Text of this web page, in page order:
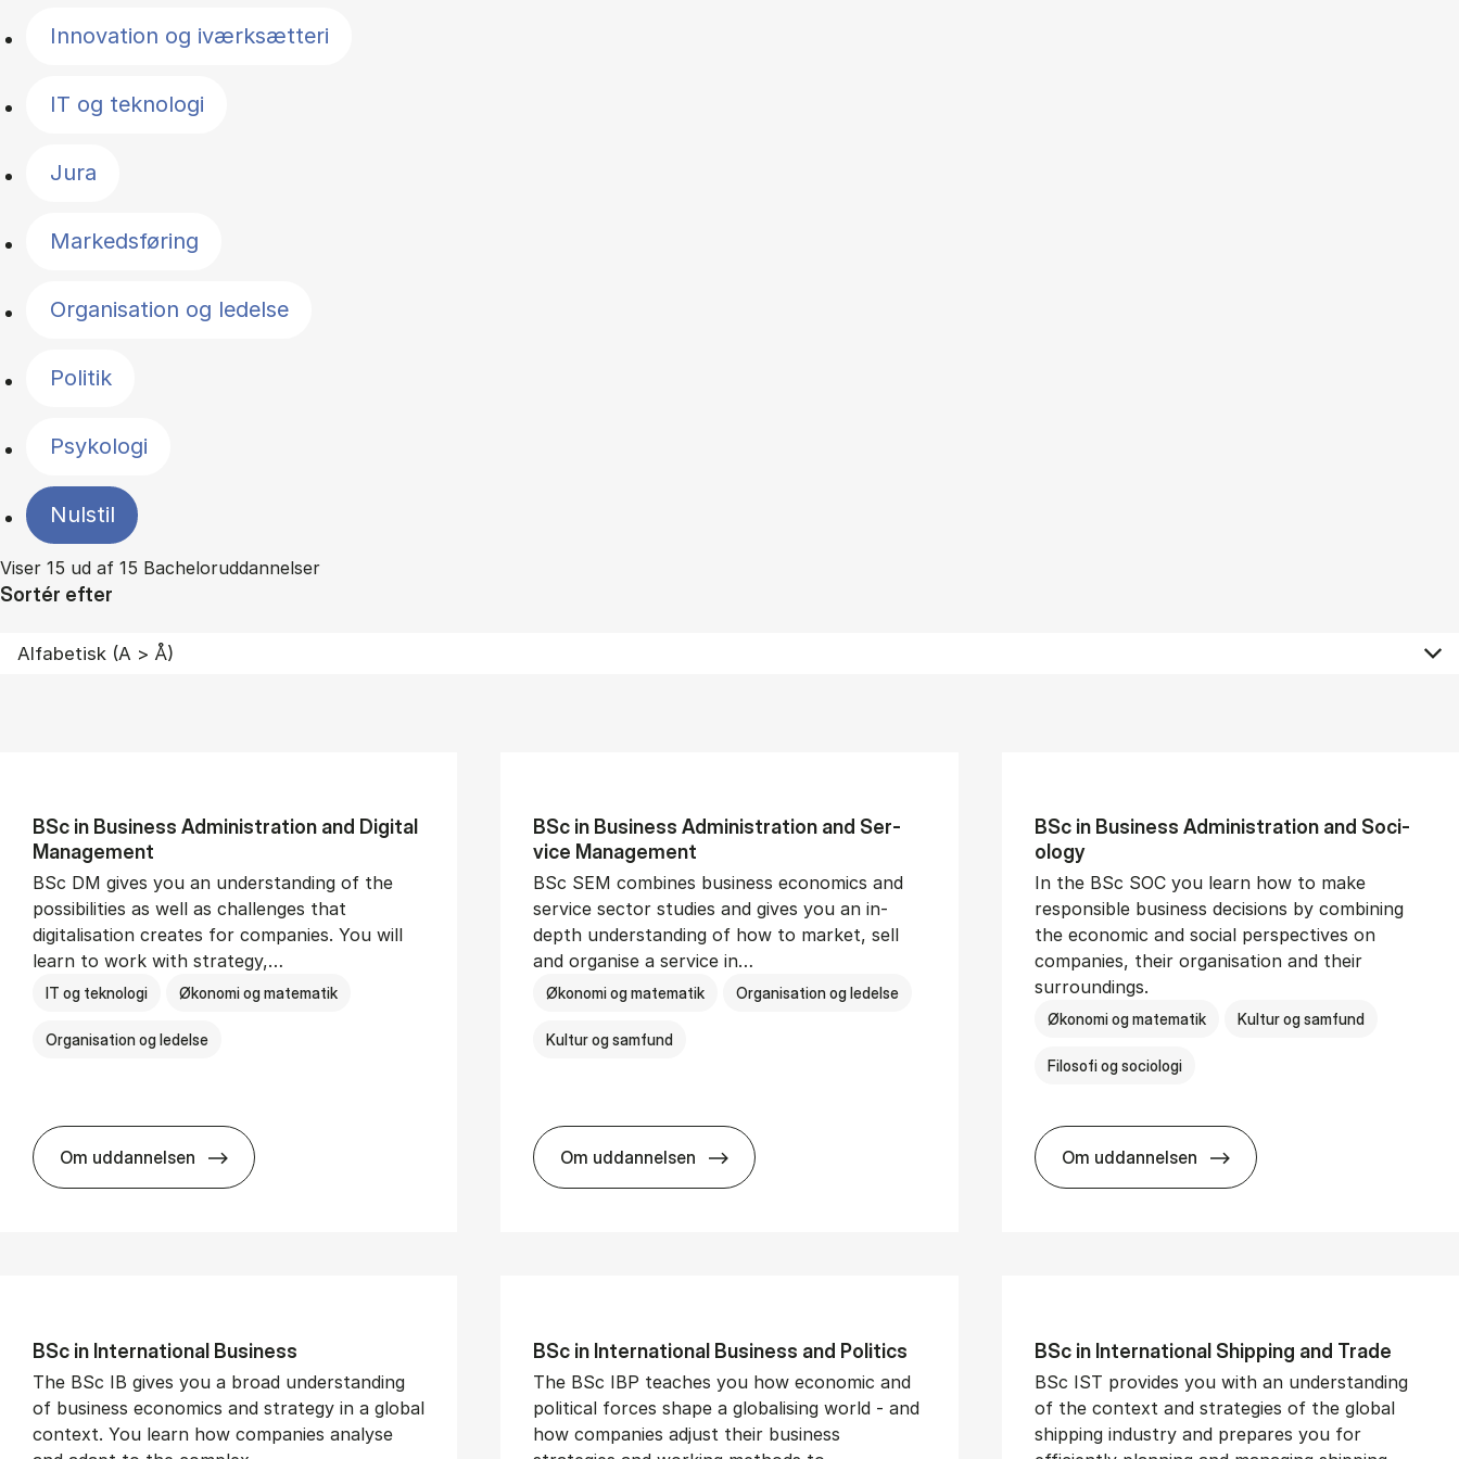
Innovation og iværksætteri
IT og teknologi
Jura
Markedsføring
Organisation og ledelse
Politik
Psykologi
Nulstil
Viser 15 ud af 15 Bacheloruddannelser
Sortér efter
BSc in Busi­ness Ad­min­is­tra­tion and Di­git­al
Man­age­ment
BSc DM gives you an understanding of the
possibilities as well as challenges that
digitalisation creates for companies. You will
learn to work with strategy,…
IT og teknologi Økonomi og matematik
Organisation og ledelse
Om uddannelsen
BSc in Busi­ness Ad­min­is­tra­tion and Di­git­al Man­age­ment
BSc in Busi­ness Ad­min­is­tra­tion and Ser­
vice Man­age­ment
BSc SEM combines business economics and
service sector studies and gives you an in-
depth understanding of how to market, sell
and organise a service in…
Økonomi og matematik Organisation og ledelse
Kultur og samfund
Om uddannelsen
BSc in Busi­ness Ad­min­is­tra­tion and Ser­vice Man­age­ment
BSc in Busi­ness Ad­min­is­tra­tion and So­ci­
ology
In the BSc SOC you learn how to make
responsible business decisions by combining
the economic and social perspectives on
companies, their organisation and their
surroundings.
Økonomi og matematik Kultur og samfund
Filosofi og sociologi
Om uddannelsen
BSc in Busi­ness Ad­min­is­tra­tion and
BSc in In­ter­na­tion­al Busi­ness
The BSc IB gives you a broad understanding
of business economics and strategy in a global
context. You learn how companies analyse
BSc in In­ter­na­tion­al Busi­ness and Polit­ics
The BSc IBP teaches you how economic and
political forces shape a globalising world - and
how companies adjust their business
BSc in In­ter­na­tion­al Ship­ping and Trade
BSc IST provides you with an understanding
of the context and strategies of the global
shipping industry and prepares you for